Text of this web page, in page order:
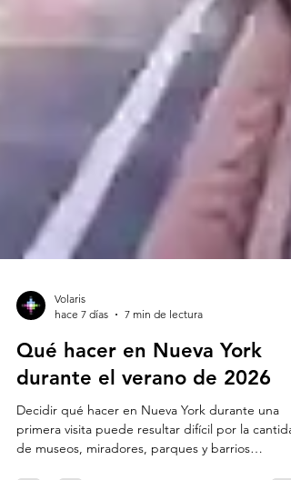
Volaris
hace 7 días
7 min de lectura
Qué hacer en Nueva York
durante el verano de 2026
Decidir qué hacer en Nueva York durante una